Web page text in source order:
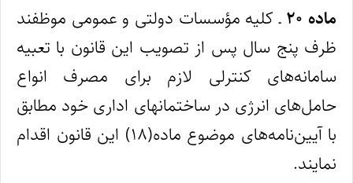
ماده ۲۰
ـ کلیه مؤسسات دولتی و عمومی موظفند
ظرف پنج سال پس از تصویب این قانون با تعبیه
سامانه‌های کنترلی لازم برای مصرف انواع
حامل‌های انرژی در ساختمانهای اداری خود مطابق
با آیین‌نامه‌های موضوع ماده(۱۸) این قانون اقدام
نمایند.